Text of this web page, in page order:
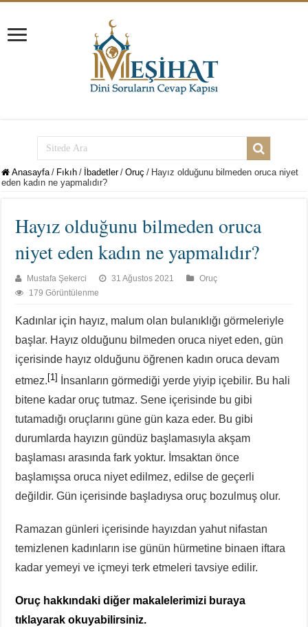
Anasayfa / Fıkıh / İbadetler / Oruç / Hayız olduğunu bilmeden oruca niyet
eden kadın ne yapmalıdır?
Hayız olduğunu bilmeden oruca
niyet eden kadın ne yapmalıdır?
Mustafa Şekerci 31 Ağustos 2021
Oruç
179 Görüntülenme
Kadınlar için hayız, malum olan bulanıklığı görmeleriyle
başlar. Hayız olduğunu bilmeden oruca niyet eden, gün
içerisinde hayız olduğunu öğrenen kadın oruca devam
etmez. [1]
İnsanların görmediği yerde yiyip içebilir. Bu hali
bitene kadar oruç tutmaz. Sene içerisinde bu gibi
tutamadığı oruçlarını güne gün kaza eder. Bu gibi
durumlarda hayızın gündüz başlamasıyla akşam
başlaması arasında fark yoktur. İmsaktan önce
başlamışsa oruca niyet edilmez, edilse de geçerli
değildir. Gün içerisinde başladıysa oruç bozulmuş olur.
Ramazan günleri içerisinde hayızdan yahut nifastan
temizlenen kadınların ise günün hürmetine binaen iftara
kadar yemeyi ve içmeyi terk etmeleri tavsiye edilir.
Oruç hakkındaki diğer makalelerimizi buraya
tıklayarak okuyabilirsiniz.